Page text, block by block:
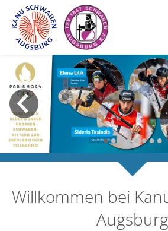
••••••••
Willkommen bei
Augsburg